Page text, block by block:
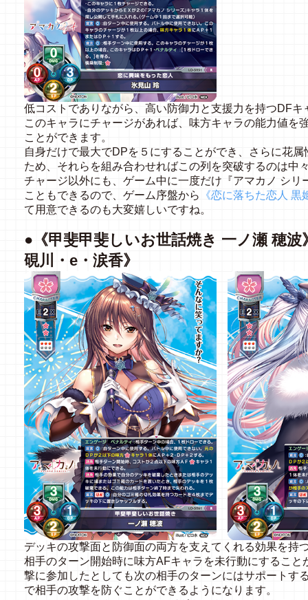
低コストでありながら、高い防御力と支援力を持つDFキ
このキャラにチャージがあれば、味方キャラの能力値を
ことができます。
自身だけで最大でDPを５にすることができ、さらに花
ため、それらを組み合わせればこの列を突破するのは中
チャージ以外にも、ゲーム中に一度だけ『アマカノ シ
こともできるので、ゲーム序盤から
《恋に落ちた恋人 黒
て用意できるのも大変嬉しいですね。
●《甲斐甲斐しいお世話焼き 一ノ瀬 穂
硯川・e・涙香》
デッキの攻撃面と防御面の両方を支えてくれる効果を持
相手のターン開始時に味方AFキャラを未行動にするこ
撃に参加したとしても次の相手のターンにはサポートす
で相手の攻撃を防ぐことができるようになります。